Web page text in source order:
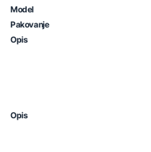
Model
Pakovanje
Opis
Opis